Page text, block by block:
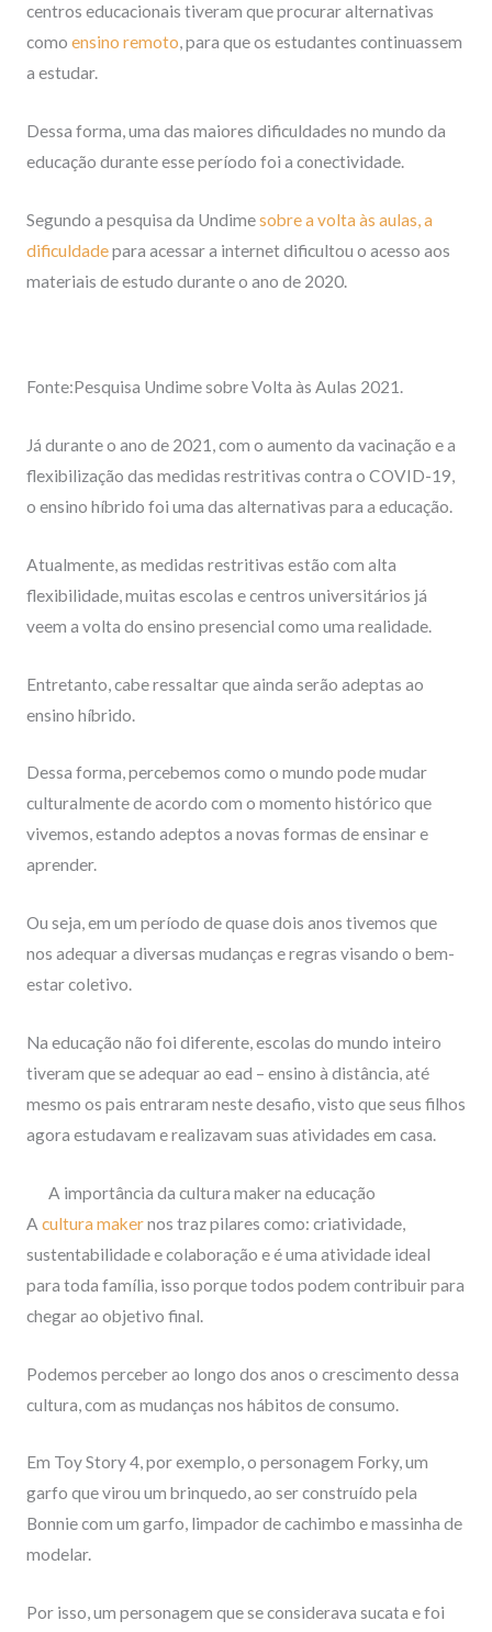
centros educacionais tiveram que procurar alternativas
como ensino remoto, para que os estudantes continuassem
a estudar.
Dessa forma, uma das maiores dificuldades no mundo da
educação durante esse período foi a conectividade.
Segundo a pesquisa da Undimesobre a volta às aulas, a
dificuldadepara acessar a internet dificultou o acesso aos
materiais de estudo durante o ano de 2020.
Fonte:Pesquisa Undime sobre Volta às Aulas 2021.
Já durante o ano de 2021, com o aumento da vacinação e a
flexibilização das medidas restritivas contra o COVID-19,
o ensino híbrido foi uma das alternativas para a educação.
Atualmente, as medidas restritivas estão com alta
flexibilidade, muitas escolas e centros universitários já
veem a volta do ensino presencial como uma realidade.
Entretanto, cabe ressaltar que ainda serão adeptas ao
ensino híbrido.
Dessa forma, percebemos como o mundo pode mudar
culturalmente de acordo com o momento histórico que
vivemos, estando adeptos a novas formas de ensinar e
aprender.
Ou seja, em um período de quase dois anos tivemos que
nos adequar a diversas mudanças e regras visando o bem-
estar coletivo.
Na educação não foi diferente, escolas do mundo inteiro
tiveram que se adequar ao ead – ensino à distância, até
mesmo os pais entraram neste desafio, visto que seus filhos
agora estudavam e realizavam suas atividades em casa.
A importância da cultura maker na educação
A cultura makernos traz pilares como: criatividade,
sustentabilidade e colaboração e é uma atividade ideal
para toda família, isso porque todos podem contribuir para
chegar ao objetivo final.
Podemos perceber ao longo dos anos o crescimento dessa
cultura, com as mudanças nos hábitos de consumo.
Em Toy Story 4, por exemplo, o personagem Forky, um
garfo que virou um brinquedo, ao ser construído pela
Bonnie com um garfo, limpador de cachimbo e massinha de
modelar.
Por isso, um personagem que se considerava sucata e foi